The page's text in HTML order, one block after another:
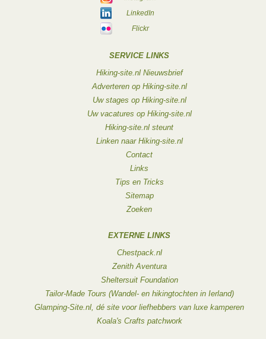
LinkedIn
Flickr
SERVICE LINKS
Hiking-site.nl Nieuwsbrief
Adverteren op Hiking-site.nl
Uw stages op Hiking-site.nl
Uw vacatures op Hiking-site.nl
Hiking-site.nl steunt
Linken naar Hiking-site.nl
Contact
Links
Tips en Tricks
Sitemap
Zoeken
EXTERNE LINKS
Chestpack.nl
Zenith Aventura
Sheltersuit Foundation
Tailor-Made Tours (Wandel- en hikingtochten in Ierland)
Glamping-Site.nl, dé site voor liefhebbers van luxe kamperen
Koala's Crafts patchwork